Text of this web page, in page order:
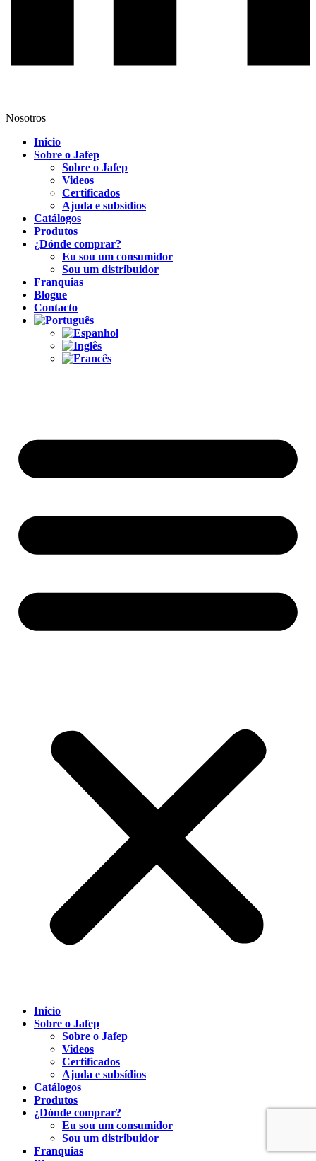
Nosotros
Inicio
Sobre o Jafep
Sobre o Jafep
Videos
Certificados
Ajuda e subsídios
Catálogos
Produtos
¿Dónde comprar?
Eu sou um consumidor
Sou um distribuidor
Franquias
Blogue
Contacto
Inicio
Sobre o Jafep
Sobre o Jafep
Videos
Certificados
Ajuda e subsídios
Catálogos
Produtos
¿Dónde comprar?
Eu sou um consumidor
Sou um distribuidor
Franquias